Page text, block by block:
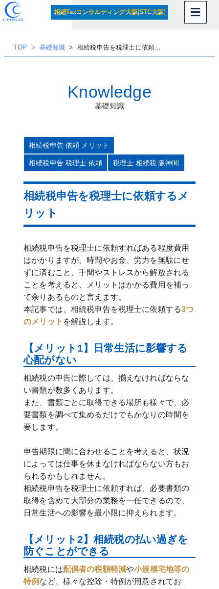
内
容
相続Taxコンサルティング大阪(STC大阪)
TOP 基礎知識 相続税申告を税理士に依頼...
Knowledge
基礎知識
相続税申告 依頼 メリット
相続税申告 税理士 依頼 税理士 相続税 阪神間
相続税申告を税理士に依頼するメ
リット
相続税申告を税理士に依頼すればある程度費用
はかかりますが、時間やお金、労力を無駄にせ
ずに済むこと、手間やストレスから解放される
ことを考えると、メリットはかかる費用を補っ
て余りあるものと言えます。
本記事では、相続税申告を税理士に依頼する3つ
のメリット を解説します。
【メリット1】日常生活に影響する
心配がない
相続税の申告に際しては、揃えなければならな
い書類が数多くあります。
また、書類ごとに取得できる場所も様々で、必
要書類を調べて集めるだけでもかなりの時間を
要します。
申告期限に間に合わせることを考えると、状況
によっては仕事を休まなければならない方もお
られるかもしれません。
相続税申告を税理士に依頼すれば、必要書類の
取得を含めて大部分の業務を一任できるので、
日常生活への影響を最小限に抑えられます。
【メリット2】相続税の払い過ぎを
防ぐことができる
相続税には配偶者の税額軽減や小規模宅地等の
特例 など、様々な控除・特例が用意されてお